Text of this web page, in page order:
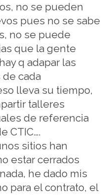
no se pueden
pues no se sabe
no se puede
que la gente
q adapar las
de cada
lleva su tiempo,
talleres
de referencia
CTIC….
sitios han
estar cerrados
he dado mis
para el contrato, el